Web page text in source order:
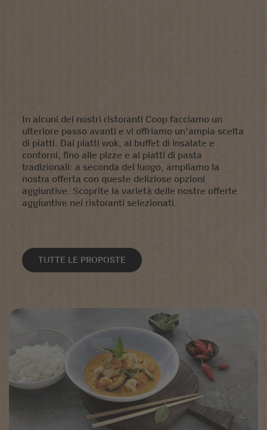
In alcuni dei nostri ristoranti Coop facciamo un
ulteriore passo avanti e vi offriamo un'ampia scelta
di piatti. Dai piatti wok, al buffet di insalate e
contorni, fino alle pizze e ai piatti di pasta
tradizionali: a seconda del luogo, ampliamo la
nostra offerta con queste deliziose opzioni
aggiuntive. Scoprite la varietà delle nostre offerte
aggiuntive nei ristoranti selezionati.
TUTTE LE PROPOSTE